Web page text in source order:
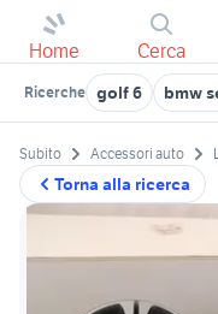
Home Cerca
Ricerche golf 6 bmw
Torna alla ricerca
Subito Accessori auto